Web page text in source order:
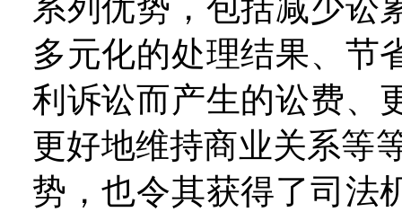
系列优势，包括减少讼
多元化的处理结果、节
利诉讼而产生的讼费、
更好地维持商业关系等
势，也令其获得了司法